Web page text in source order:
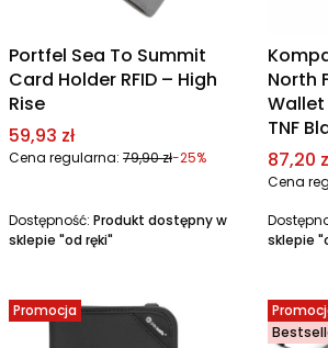
Portfel Sea To Summit
Card Holder RFID – High
Rise
Cena promocyjna
59,93 zł
Cena regularna: 79,90 zł-25%
Dostępność: Produkt dostępny w
sklepie "od ręki"
North
TNF
Cena
87,20
Cena
sklepie
Promocja